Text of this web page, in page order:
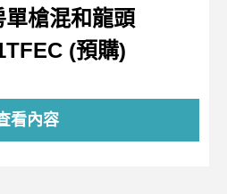
槍混和龍頭
(預購)
看內容